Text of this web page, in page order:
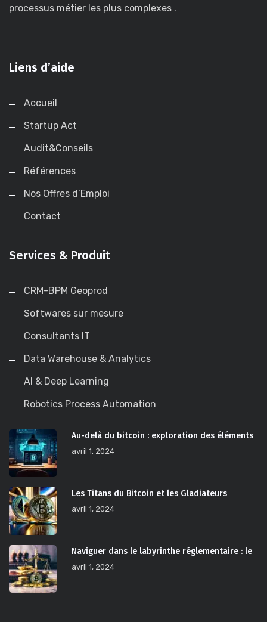
processus métier les plus complexes .
Liens d’aide
Accueil
Startup Act
Audit&Conseils
Références
Nos Offres d’Emploi
Contact
Services & Produit
CRM-BPM Geoprod
Softwares sur mesure
Consultants IT
Data Warehouse & Analytics
AI & Deep Learning
Robotics Process Automation
Au-delà du bitcoin : exploration des éléments
avril 1, 2024
Les Titans du Bitcoin et les Gladiateurs
avril 1, 2024
Naviguer dans le labyrinthe réglementaire : le
avril 1, 2024